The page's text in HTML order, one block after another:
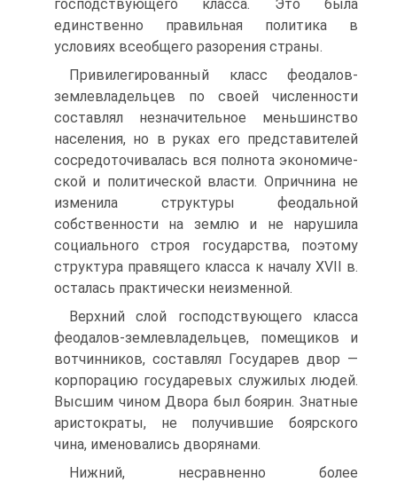
господствующего класса. Это была
единственно правильная политика в
условиях всеобщего разорения страны.
Привилегированный класс феодалов-
землевладельцев по своей чис­ленности
составлял незначительное меньшинство
населения, но в руках его представителей
сосредоточивалась вся полнота экономиче­
ской и политической власти. Опричнина не
изменила структуры фео­дальной
собственности на землю и не нарушила
социального строя государства, поэтому
структура правящего класса к началу XVII в.
ос­талась практически неизменной.
Верхний слой господствующего класса
феодалов-землевладельцев, помещиков и
вотчинников, составлял Государев двор —
корпорацию государевых служилых людей.
Высшим чином Двора был боярин. Знат­ные
аристократы, не получившие боярского
чина, именовались дворя­нами.
Нижний, несравненно более